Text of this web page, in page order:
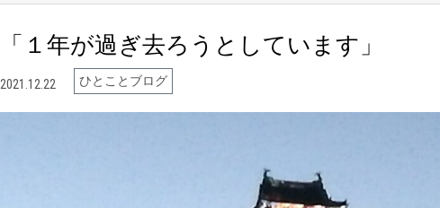
「１年が過ぎ去ろうとしています」
2021.12.22 ひとことブログ